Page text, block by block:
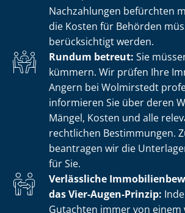
Nachzahlungen befürchten
die Kosten für Behörden
berücksichtigt werden.
Rundum betreut: Sie
kümmern. Wir prüfen Ihre
Angern bei Wolmirstedt
informieren Sie über deren
Mängel, Kosten und alle
rechtlichen Bestimmungen.
beantragen wir die
für Sie.
Verlässliche
das Vier-Augen-Prinzip:
Gutachten immer von